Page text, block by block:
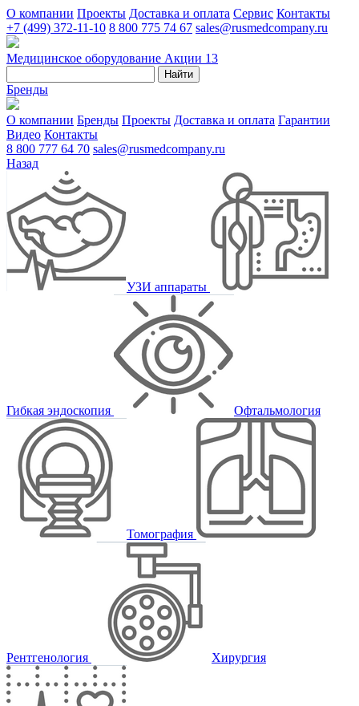
О компании Проекты Доставка и оплата Сервис Контакты
+7 (499) 372-11-10 8 800 775 74 67 sales@rusmedcompany.ru
Медицинское оборудование Акции 13
Найти
Бренды
О компании Бренды Проекты Доставка и оплата Гарантии
Видео Контакты
8 800 777 64 70 sales@rusmedcompany.ru
Назад
УЗИ аппараты
Гибкая эндоскопия Офтальмология
Томография
Рентгенология Хирургия